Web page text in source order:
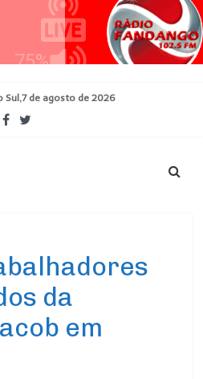
Sul,7 de agosto de 2026
da
em